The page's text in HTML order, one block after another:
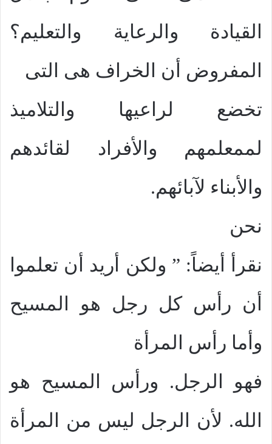
القيادة والرعاية والتعليم؟
المفروض أن الخراف هى التى
تخضع لراعيها والتلاميذ
لممعلمهم والأفراد لقائدهم
والأبناء لآبائهم.
نحن
نقرأ أيضاً: ” ولكن أريد أن تعلموا
أن رأس كل رجل هو المسيح
وأما رأس المرأة
فهو الرجل. ورأس المسيح هو
الله. لأن الرجل ليس من المرأة